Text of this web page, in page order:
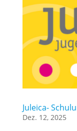
Juleica-
Dez. 12, 2025